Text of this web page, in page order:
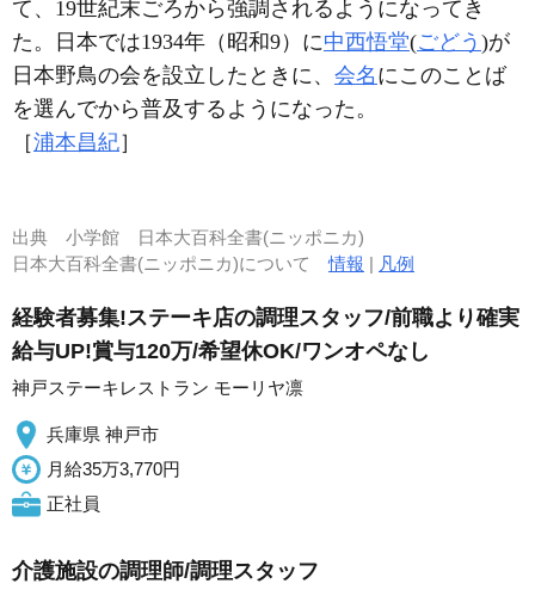
て、19世紀末ごろから強調されるようになってき
た。日本では1934年（昭和9）に中西悟堂(ごどう )が
日本野鳥の会を設立したときに、 会名 にこのことば
を選んでから普及するようになった。
［浦本昌紀］
出典 小学館 日本大百科全書(ニッポニカ)
日本大百科全書(ニッポニカ)について情報 | 凡例
経験者募集!ステーキ店の調理スタッフ/前職より確実
給与UP!賞与120万/希望休OK/ワンオペなし
神戸ステーキレストラン モーリヤ凛
兵庫県 神戸市
月給35万3,770円
正社員
介護施設の調理師/調理スタッフ